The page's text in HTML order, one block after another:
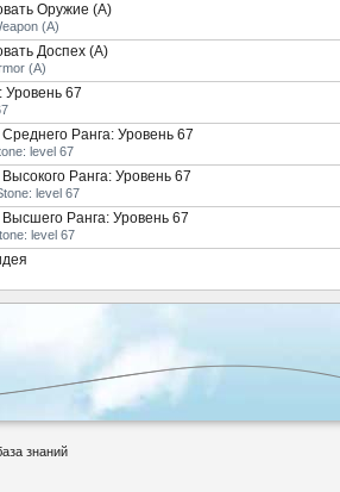
Оружие (А)
(A)
Доспех (А)
(A)
67
Ранга: Уровень 67
level 67
Ранга: Уровень 67
level 67
Ранга: Уровень 67
level 67
знаний